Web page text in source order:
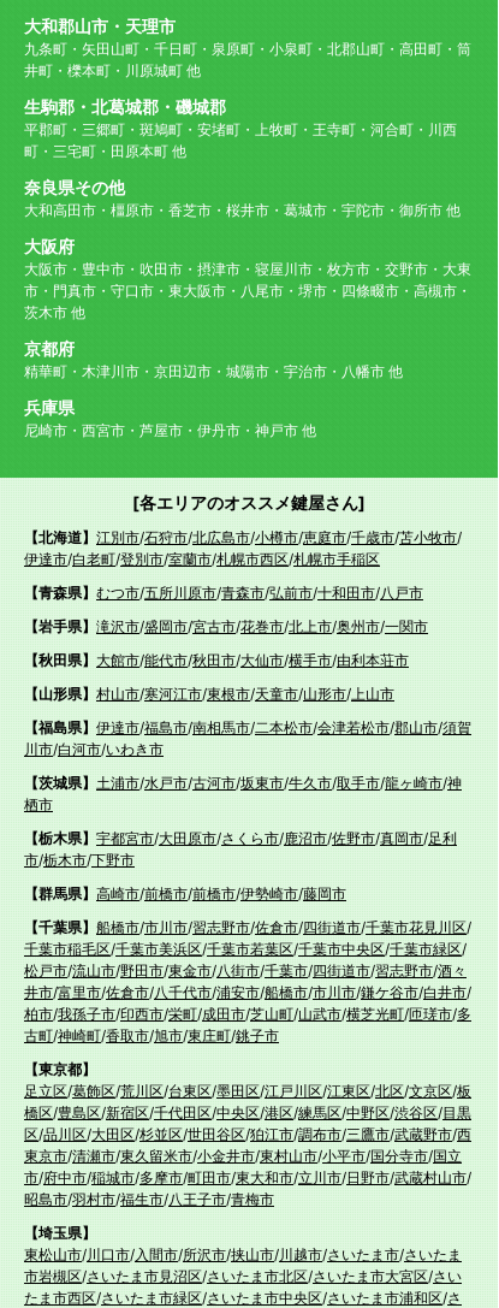
大和郡山市・天理市
九条町・矢田山町・千日町・泉原町・小泉町・北郡山町・高田町・筒
井町・櫟本町・川原城町 他
生駒郡・北葛城郡・磯城郡
平郡町・三郷町・斑鳩町・安堵町・上牧町・王寺町・河合町・川西
町・三宅町・田原本町 他
奈良県その他
大和高田市・橿原市・香芝市・桜井市・葛城市・宇陀市・御所市 他
大阪府
大阪市・豊中市・吹田市・摂津市・寝屋川市・枚方市・交野市・大東
市・門真市・守口市・東大阪市・八尾市・堺市・四條畷市・高槻市・
茨木市 他
京都府
精華町・木津川市・京田辺市・城陽市・宇治市・八幡市 他
兵庫県
尼崎市・西宮市・芦屋市・伊丹市・神戸市 他
[各エリアのオススメ鍵屋さん]
【北海道】 江別市/石狩市/北広島市/小樽市/恵庭市/千歳市/苫小牧市/
伊達市/白老町/登別市/室蘭市/札幌市西区/札幌市手稲区
【青森県】 むつ市/五所川原市/青森市/弘前市/十和田市/八戸市
【岩手県】 滝沢市/盛岡市/宮古市/花巻市/北上市/奥州市/一関市
【秋田県】 大館市/能代市/秋田市/大仙市/横手市/由利本荘市
【山形県】 村山市/寒河江市/東根市/天童市/山形市/ 上山市
【福島県】 伊達市/福島市/南相馬市/二本松市/会津若松市/郡山市/須賀
川市/白河市/いわき市
【茨城県】 土浦市/水戸市/古河市/坂東市/牛久市/取手市/龍ヶ崎市/神
栖市
【栃木県】 宇都宮市/大田原市/さくら市/鹿沼市/佐野市/真岡市/足利
市/栃木市/下野市
【群馬県】 高崎市/前橋市/前橋市/伊勢崎市/藤岡市
【千葉県】 船橋市/市川市/習志野市/佐倉市/四街道市/千葉市花見川区/
千葉市稲毛区/千葉市美浜区/千葉市若葉区/千葉市中央区/千葉市緑区/
松戸市/流山市/野田市/東金市/八街市/千葉市/四街道市/習志野市/酒々
井市/富里市/佐倉市/八千代市/浦安市/船橋市/市川市/鎌ケ谷市/白井市/
柏市/我孫子市/印西市/栄町/成田市/芝山町/山武市/横芝光町/匝瑳市/多
古町/神崎町/香取市/旭市/東庄町/銚子市
【東京都】
足立区/葛飾区/荒川区/台東区/墨田区/江戸川区/江東区/北区/文京区/板
橋区/豊島区/新宿区/千代田区/中央区/港区/練馬区/中野区/渋谷区/目黒
区/品川区/大田区/杉並区/世田谷区/狛江市/調布市/三鷹市/武蔵野市/西
東京市/清瀬市/東久留米市/小金井市/東村山市/小平市/国分寺市/国立
市/府中市/稲城市/多摩市/町田市/東大和市/立川市/日野市/武蔵村山市/
昭島市/羽村市/福生市/八王子市/青梅市
【埼玉県】
東松山市/川口市/ 入間市/所沢市/挟山市/川越市/さいたま市/さいたま
市岩槻区/さいたま市見沼区/さいたま市北区/さいたま市大宮区/さい
たま市西区/さいたま市緑区/さいたま市中央区/さいたま市浦和区/さ